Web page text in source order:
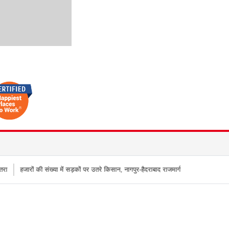
पर उतरे किसान, नागपुर-हैदराबाद राजमार्ग किया जाम, बच्चू कडू बोले `अब आर-पार की